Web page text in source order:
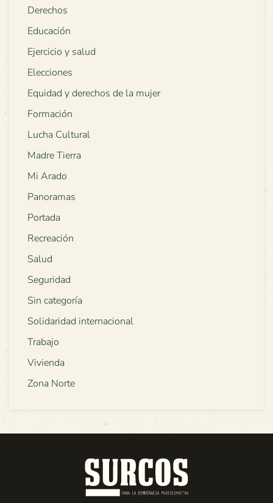
Derechos
Educación
Ejercicio y salud
Elecciones
Equidad y derechos de la mujer
Formación
Lucha Cultural
Madre Tierra
Mi Arado
Panoramas
Portada
Recreación
Salud
Seguridad
Sin categoría
Solidaridad internacional
Trabajo
Vivienda
Zona Norte